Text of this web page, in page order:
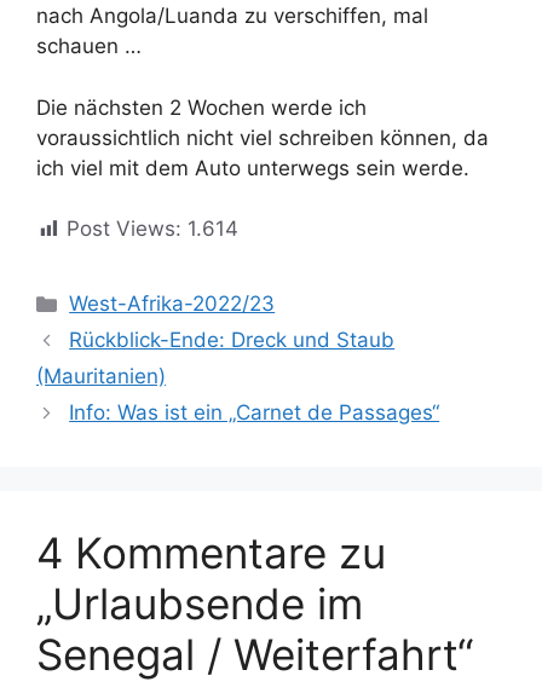
nach Angola/Luanda zu verschiffen, mal
schauen …
Die nächsten 2 Wochen werde ich
voraussichtlich nicht viel schreiben können, da
ich viel mit dem Auto unterwegs sein werde.
Post Views: 1.614
Kategorien
West-Afrika-2022/23
Rückblick-Ende: Dreck und Staub
(Mauritanien)
Info: Was ist ein „Carnet de Passages“
4 Kommentare zu
„Urlaubsende im
Senegal / Weiterfahrt“